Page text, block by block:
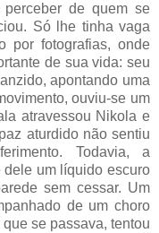
de quem se
Só lhe tinha vaga
por fotografias, onde
de sua vida: seu
apontando uma
ouviu-se um
atravessou Nikola e
aturdido não sentiu
Todavia, a
um líquido escuro
sem cessar. Um
de um choro
se passava, tentou